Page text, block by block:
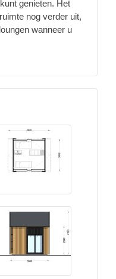
genieten. Het
nog verder uit,
wanneer u